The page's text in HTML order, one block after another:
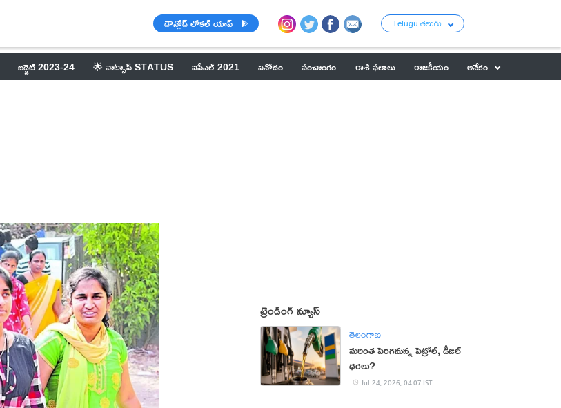
డౌన్లోడ్ లోకల్ యాప్ Telugu తెలుగు
బడ్జెట్ 2023-24 🌟 వాట్సాప్ STATUS ఐపీఎల్ 2021 వినోదం పంచాంగం రాశి ఫలాలు రాజకీయం
అనేకం
ట్రెండింగ్ న్యూస్
తెలంగాణ
మరింత పెరగనున్న పెట్రోల్, డీజిల్
ధరలు?
Jul 24, 2026, 04:07 IST